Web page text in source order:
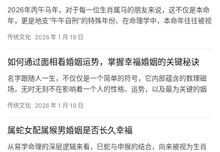
2026年丙午马年，对于每一位生肖属马的朋友来说，这不仅是本命
年，更是地支“午午自刑”的特殊年份、在命理学中，本命年往往被视
传统文化 2026 年 1 月 19 日
如何通过面相看婚姻运势，掌握幸福婚姻的关键秘诀
名字跟随人一生，不仅仅是一个简单的符号，它内部蕴含的数理磁
场，无时无刻不在影响着一个人的性格、运势，以及最为关键的姻
传统文化 2026 年 1 月 19 日
属蛇女配属猴男婚姻是否长久幸福
从易学命理的深层逻辑来看，巳蛇与申猴的结合，向来被视为生肖